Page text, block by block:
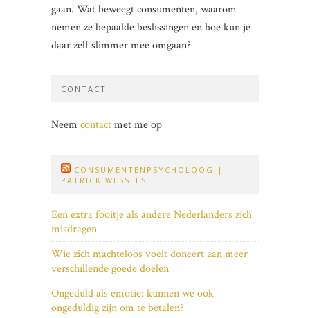
gaan. Wat beweegt consumenten, waarom
nemen ze bepaalde beslissingen en hoe kun je
daar zelf slimmer mee omgaan?
CONTACT
Neem contactmet me op
CONSUMENTENPSYCHOLOOG |
PATRICK WESSELS
Een extra fooitje als andere Nederlanders zich
misdragen
Wie zich machteloos voelt doneert aan meer
verschillende goede doelen
Ongeduld als emotie: kunnen we ook
ongeduldig zijn om te betalen?